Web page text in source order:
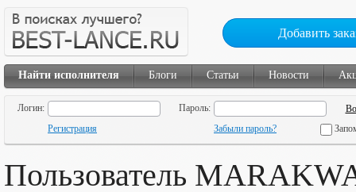
Добавить
Найти исполнителя Блоги Статьи Новости
Логин:
Пароль:
Регистрация
Забыли пароль?
Пользователь